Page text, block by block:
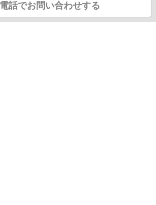
電話でお問い合わせする